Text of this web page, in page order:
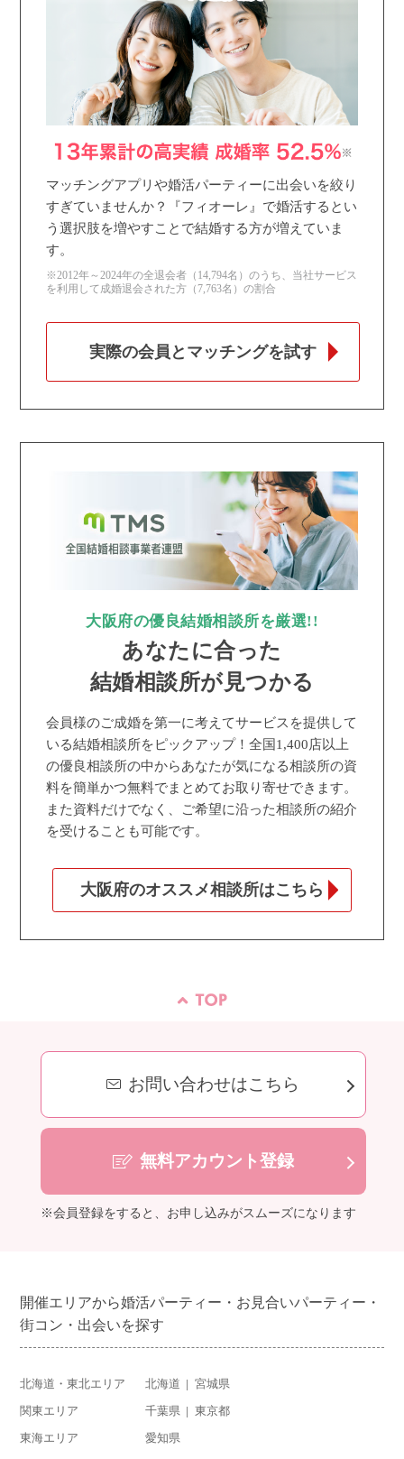
マッチングアプリや婚活パーティーに出会いを絞り
すぎていませんか？『フィオーレ』で婚活するとい
う選択肢を増やすことで結婚する方が増えていま
す。
※2012年～2024年の全退会者（14,794名）のうち、当社サービス
を利用して成婚退会された方（7,763名）の割合
実際の会員とマッチングを試す
大阪府の優良結婚相談所を厳選!!
あなたに合った
結婚相談所が見つかる
会員様のご成婚を第一に考えてサービスを提供して
いる結婚相談所をピックアップ！全国1,400店以上
の優良相談所の中からあなたが気になる相談所の資
料を簡単かつ無料でまとめてお取り寄せできます。
また資料だけでなく、ご希望に沿った相談所の紹介
を受けることも可能です。
大阪府のオススメ相談所はこちら
お問い合わせはこちら
無料アカウント登録
※会員登録をすると、お申し込みがスムーズになります
開催エリアから婚活パーティー・お見合いパーティー・
街コン・出会いを探す
北海道・東北エリア 北海道 宮城県
関東エリア 千葉県 東京都
東海エリア 愛知県